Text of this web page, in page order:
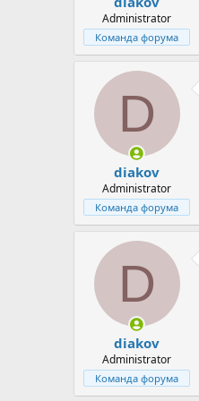
Administrator
Команда форума
D
diakov
Administrator
Команда форума
D
diakov
Administrator
Команда форума